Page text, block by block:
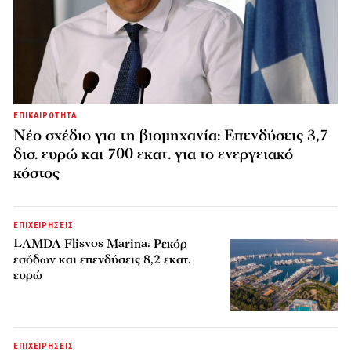
ΕΠΙΚΑΙΡΟΤΗΤΑ
Νέο σχέδιο για τη βιομηχανία: Επενδύσεις 3,7
δισ. ευρώ και 700 εκατ. για το ενεργειακό
κόστος
ΕΠΙΧΕΙΡΗΣΕΙΣ
LAMDA Flisvos Marina: Ρεκόρ
εσόδων και επενδύσεις 8,2 εκατ.
ευρώ
ΕΠΙΧΕΙΡΗΣΕΙΣ